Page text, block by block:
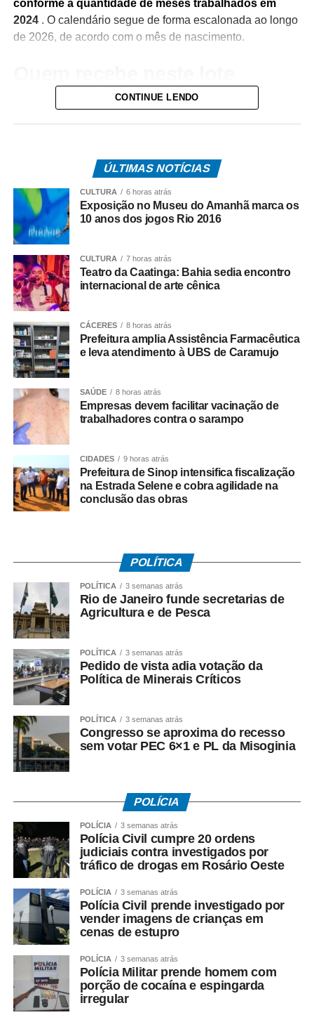
conforme a quantidade de meses trabalhados em
2024. O calendário segue de forma escalonada ao longo
de 2026, de acordo com o mês de nascimento.
Do total de contemplados em maio:
pagamento feito pela Caixa Econômica Federal,
• 499.509 são servidores públicos, inscritos no Programa
de Formação do Patrimônio do Servidor Público (Pasep),
600 milhões.
Quem tem direito ao Abono
Salarial
Tem direito ao benefício o trabalhador que:
• Está inscrito no Pis/Pasep há pelo menos cinco anos;
• Trabalhou com carteira assinada por no mínimo 30 dias
em 2024;
• Recebeu remuneração média mensal de até R$ 2.766
no ano-base;
Instituído pela Lei nº 7.998/90, o abono salarial pode
chegar até a um salário mínimo, proporcional ao
período trabalhado. Os recursos vêm do Fundo de
Amparo ao Trabalhador (FAT), com a habilitação feita
pelo Ministério do Trabalho e Emprego.
Como o pagamento é feito
Para trabalhadores da iniciativa privada (PIS)
• A Caixa Econômica Federal realiza o pagamento
prioritariamente por:
• Depósito em Poupança Social Digital, movimentada
pelo aplicativo Caixa Tem.
Quem não possui conta pode sacar:
• Com Cartão Social e senha em lotéricas, caixas
eletrônicos e correspondentes CAIXA Aqui;
• Nas agências, com documento oficial com foto;
• Sem cartão, por meio de biometria cadastrada.
Para servidores públicos
CONTINUE LENDO
ÚLTIMAS NOTÍCIAS
CULTURA 6 horas atrás
Exposição no Museu do Amanhã marca os
10 anos dos jogos Rio 2016
CULTURA 7 horas atrás
Teatro da Caatinga: Bahia sedia encontro
internacional de arte cênica
CÁCERES 8 horas atrás
Prefeitura amplia Assistência Farmacêutica
e leva atendimento à UBS de Caramujo
SAÚDE 8 horas atrás
Empresas devem facilitar vacinação de
trabalhadores contra o sarampo
CIDADES 9 horas atrás
Prefeitura de Sinop intensifica fiscalização
na Estrada Selene e cobra agilidade na
conclusão das obras
POLÍTICA
POLÍTICA 3 semanas atrás
Rio de Janeiro funde secretarias de
Agricultura e de Pesca
POLÍTICA 3 semanas atrás
Pedido de vista adia votação da
Política de Minerais Críticos
POLÍTICA 3 semanas atrás
Congresso se aproxima do recesso
sem votar PEC 6×1 e PL da Misoginia
POLÍCIA
POLÍCIA 3 semanas atrás
Polícia Civil cumpre 20 ordens
judiciais contra investigados por
tráfico de drogas em Rosário Oeste
POLÍCIA 3 semanas atrás
Polícia Civil prende investigado por
vender imagens de crianças em
cenas de estupro
POLÍCIA 3 semanas atrás
Polícia Militar prende homem com
porção de cocaína e espingarda
irregular